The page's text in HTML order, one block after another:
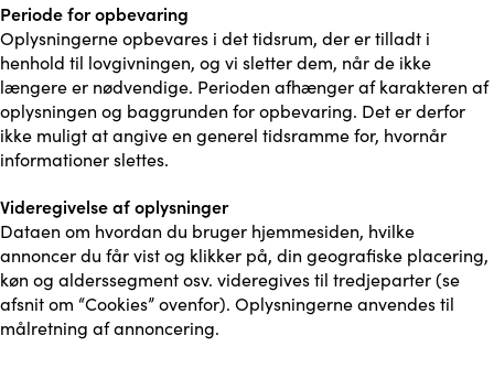
Periode for opbevaring
Oplysningerne opbevares i det tidsrum, der er tilladt i
henhold til lovgivningen, og vi sletter dem, når de ikke
længere er nødvendige. Perioden afhænger af karakteren af
oplysningen og baggrunden for opbevaring. Det er derfor
ikke muligt at angive en generel tidsramme for, hvornår
informationer slettes.
Videregivelse af oplysninger
Dataen om hvordan du bruger hjemmesiden, hvilke
annoncer du får vist og klikker på, din geografiske placering,
køn og alderssegment osv. videregives til tredjeparter (se
afsnit om “Cookies” ovenfor). Oplysningerne anvendes til
målretning af annoncering.